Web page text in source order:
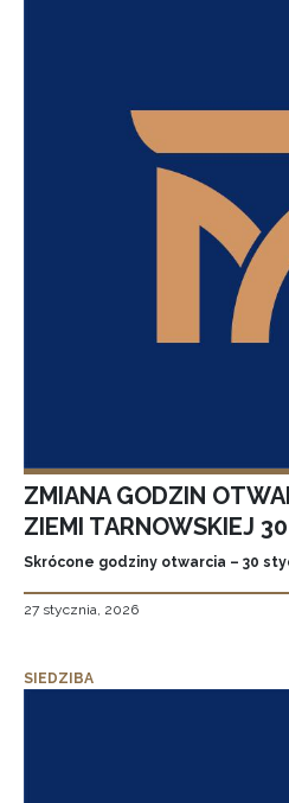
ZMIANA GODZIN
ZIEMI TARNOWSKIEJ
Skrócone godziny otwarcia – 30
27 stycznia, 2026
SIEDZIBA